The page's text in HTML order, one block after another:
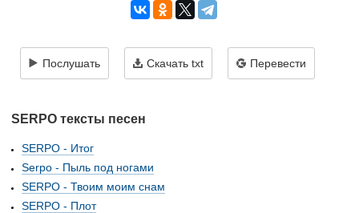
Послушать Скачать txt Перевести
SERPO тексты песен
SERPO - Итог
Serpo - Пыль под ногами
SERPO - Твоим моим снам
SERPO - Плот